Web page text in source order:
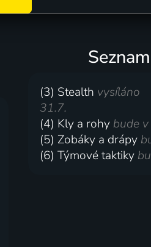
(3) Stealth vysíláno
31.7.
(4) Kly a rohy bude
(5) Zobáky a drápy
(6) Týmové taktiky